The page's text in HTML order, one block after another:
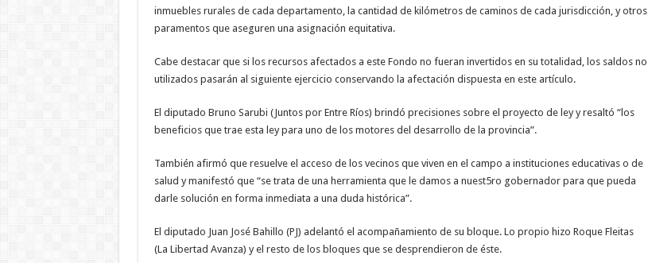
inmuebles rurales de cada departamento, la cantidad de kilómetros de caminos de cada jurisdicción, y otros
paramentos que aseguren una asignación equitativa.
Cabe destacar que si los recursos afectados a este Fondo no fueran invertidos en su totalidad, los saldos no
utilizados pasarán al siguiente ejercicio conservando la afectación dispuesta en este artículo.
El diputado Bruno Sarubi (Juntos por Entre Ríos) brindó precisiones sobre el proyecto de ley y resaltó “los
beneficios que trae esta ley para uno de los motores del desarrollo de la provincia”.
También afirmó que resuelve el acceso de los vecinos que viven en el campo a instituciones educativas o de
salud y manifestó que “se trata de una herramienta que le damos a nuest5ro gobernador para que pueda
darle solución en forma inmediata a una duda histórica”.
El diputado Juan José Bahillo (PJ) adelantó el acompañamiento de su bloque. Lo propio hizo Roque Fleitas
(La Libertad Avanza) y el resto de los bloques que se desprendieron de éste.